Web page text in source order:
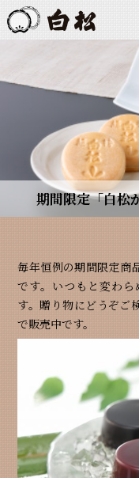
期間限定「白松
毎年恒例の期間限定商
です。いつもと変わ
す。贈り物にどうぞご
で販売中です。